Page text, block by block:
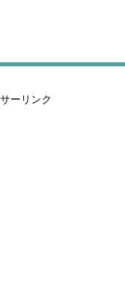
ーリンク